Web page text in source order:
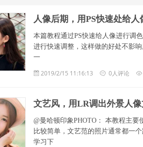
人像后期，用PS快速处给
本篇教程通过PS快速给人像进行调
进行快速调整，这样做的好处不影
一
2019/2/15 11:16:13 0人评论
文艺风，用LR调出外景人
@曼哈顿印象PHOTO： 本教程主
比较简单，文艺范的照片通常都一
学习下